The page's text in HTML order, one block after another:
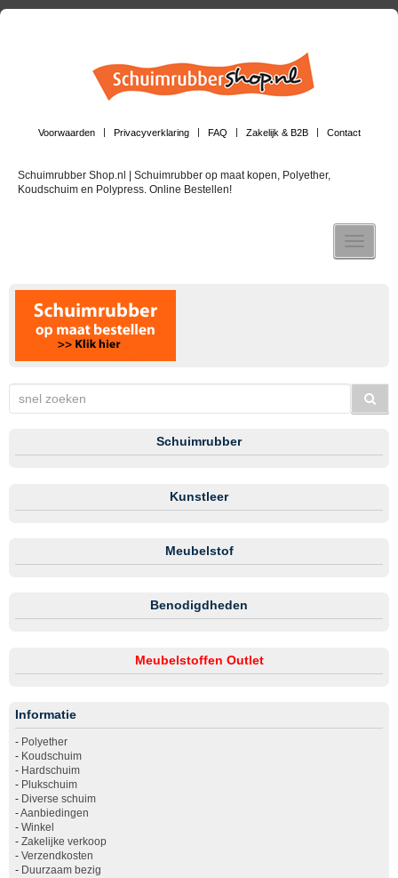
Voorwaarden Privacyverklaring FAQ Zakelijk & B2B Contact
Schuimrubber Shop.nl | Schuimrubber op maat kopen, Polyether,
Koudschuim en Polypress. Online Bestellen!
Toggle
Schuimrubber
Kunstleer
Meubelstof
Benodigdheden
Meubelstoffen Outlet
Informatie
- Polyether
- Koudschuim
- Hardschuim
- Plukschuim
- Diverse schuim
-Aanbiedingen
- Winkel
- Zakelijke verkoop
- Verzendkosten
- Duurzaam bezig